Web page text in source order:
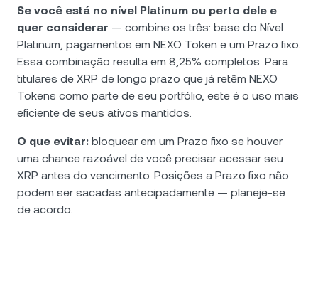
Se você está no nível Platinum ou perto dele e
quer considerar — combine os três: base do Nível
Platinum, pagamentos em NEXO Token e um Prazo fixo.
Essa combinação resulta em 8,25% completos. Para
titulares de XRP de longo prazo que já retêm NEXO
Tokens como parte de seu portfólio, este é o uso mais
eficiente de seus ativos mantidos.
O que evitar: bloquear em um Prazo fixo se houver
uma chance razoável de você precisar acessar seu
XRP antes do vencimento. Posições a Prazo fixo não
podem ser sacadas antecipadamente — planeje-se
de acordo.